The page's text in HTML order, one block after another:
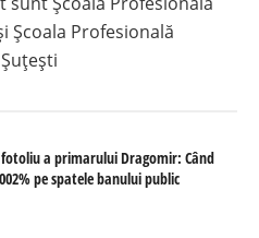
Școala Profesională
a primarului Dragomir: Când
pe spatele banului public